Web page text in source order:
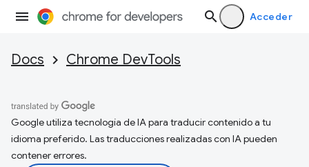
Acceder
Docs Chrome DevTools
Google utiliza tecnología de IA para traducir contenido a tu
idioma preferido. Las traducciones realizadas con IA pueden
contener errores.